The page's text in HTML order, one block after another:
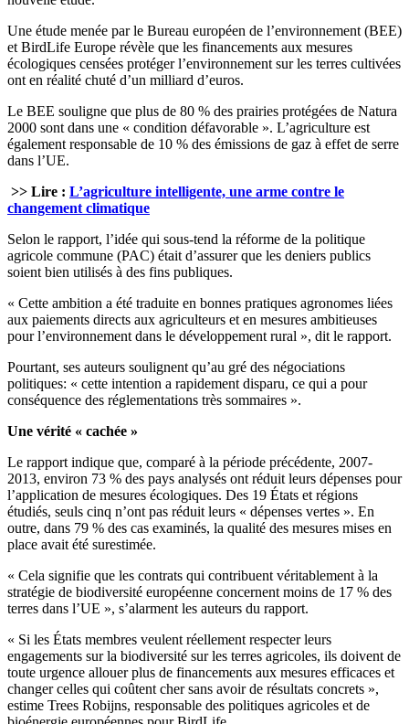
Une étude menée par le Bureau européen de l’environnement (BEE)
et BirdLife Europe révèle que les financements aux mesures
écologiques censées protéger l’environnement sur les terres cultivées
ont en réalité chuté d’un milliard d’euros.
Le BEE souligne que plus de 80 % des prairies protégées de Natura
2000 sont dans une « condition défavorable ». L’agriculture est
également responsable de 10 % des émissions de gaz à effet de serre
dans l’UE.
>> Lire : L’agriculture intelligente, une arme contre le
changement climatique
Selon le rapport, l’idée qui sous-tend la réforme de la politique
agricole commune (PAC) était d’assurer que les deniers publics
soient bien utilisés à des fins publiques.
« Cette ambition a été traduite en bonnes pratiques agronomes liées
aux paiements directs aux agriculteurs et en mesures ambitieuses
pour l’environnement dans le développement rural », dit le rapport.
Pourtant, ses auteurs soulignent qu’au gré des négociations
politiques: « cette intention a rapidement disparu, ce qui a pour
conséquence des réglementations très sommaires ».
Une vérité « cachée »
Le rapport indique que, comparé à la période précédente, 2007-
2013, environ 73 % des pays analysés ont réduit leurs dépenses pour
l’application de mesures écologiques. Des 19 États et régions
étudiés, seuls cinq n’ont pas réduit leurs « dépenses vertes ». En
outre, dans 79 % des cas examinés, la qualité des mesures mises en
place avait été surestimée.
« Cela signifie que les contrats qui contribuent véritablement à la
stratégie de biodiversité européenne concernent moins de 17 % des
terres dans l’UE », s’alarment les auteurs du rapport.
« Si les États membres veulent réellement respecter leurs
engagements sur la biodiversité sur les terres agricoles, ils doivent de
toute urgence allouer plus de financements aux mesures efficaces et
changer celles qui coûtent cher sans avoir de résultats concrets »,
estime Trees Robijns, responsable des politiques agricoles et de